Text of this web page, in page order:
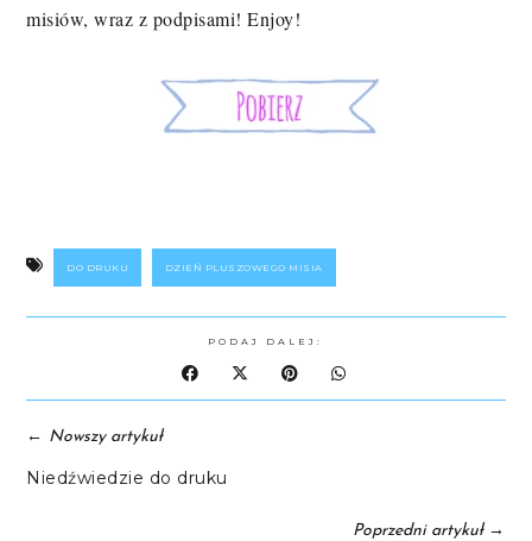
misiów, wraz z podpisami! Enjoy!
DO DRUKU DZIEŃ PLUSZOWEGO MISIA
PODAJ DALEJ:
← Nowszy artykuł
Niedźwiedzie do druku
Poprzedni artykuł→